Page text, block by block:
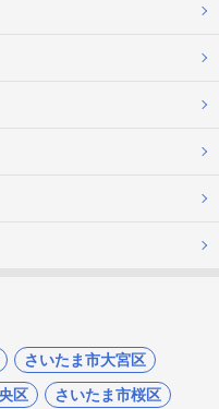
さいたま市大宮区
区
さいたま市桜区